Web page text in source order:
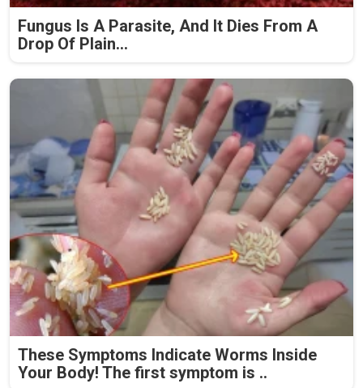
Fungus Is A Parasite, And It Dies From A
Drop Of Plain...
These Symptoms Indicate Worms Inside
Your Body! The first symptom is ..